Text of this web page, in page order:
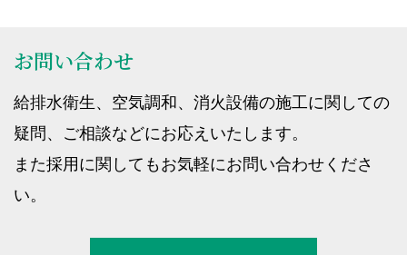
お問い合わせ
給排水衛生、空気調和、消火設備の施工に関しての
疑問、ご相談などにお応えいたします。
また採用に関してもお気軽にお問い合わせくださ
い。